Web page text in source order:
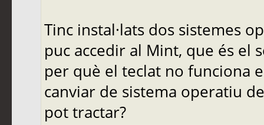
Tinc instal·lats dos sistemes
puc accedir al Mint, que és el
per què el teclat no funciona
canviar de sistema operatiu
pot tractar?